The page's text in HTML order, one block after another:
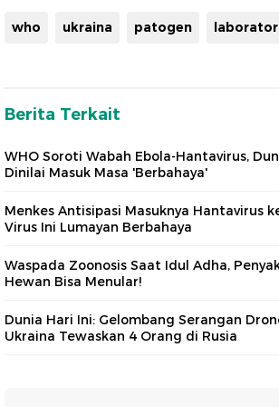
who ukraina patogen
Berita Terkait
WHO Soroti Wabah Ebola-Hantavirus,
Dinilai Masuk Masa 'Berbahaya'
Menkes Antisipasi Masuknya Hantavirus
Virus Ini Lumayan Berbahaya
Waspada Zoonosis Saat Idul Adha,
Hewan Bisa Menular!
Dunia Hari Ini: Gelombang Serangan
Ukraina Tewaskan 4 Orang di Rusia